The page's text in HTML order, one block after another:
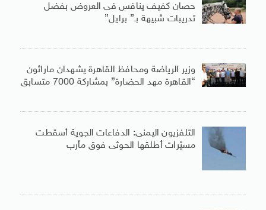
حصان كفيف ينافس فى العروض بفضل
تدريبات شبيهة بـ” برايل”
وزير الرياضة ومحافظ القاهرة يشهدان ماراثون
“القاهرة مهد الحضارة” بمشاركة 7000 متسابق
التلفزيون اليمنى: الدفاعات الجوية أسقطت
مسيّرات أطلقها الحوثى فوق مأرب